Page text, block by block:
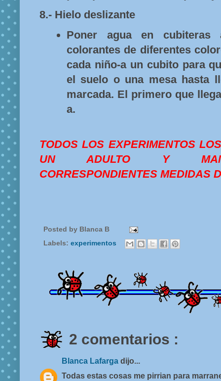
8.- Hielo deslizante
Poner agua en cubiteras
colorantes de diferentes
cada niño-a un cubito para
el suelo o una mesa hasta
marcada. El primero que
a.
TODOS LOS EXPERIMENTOS
UN ADULTO Y
CORRESPONDIENTES MEDIDAS
Posted by Blanca B
Labels: experimentos
2 comentarios :
Blanca Lafarga dijo...
Todas estas cosas me pirrian para